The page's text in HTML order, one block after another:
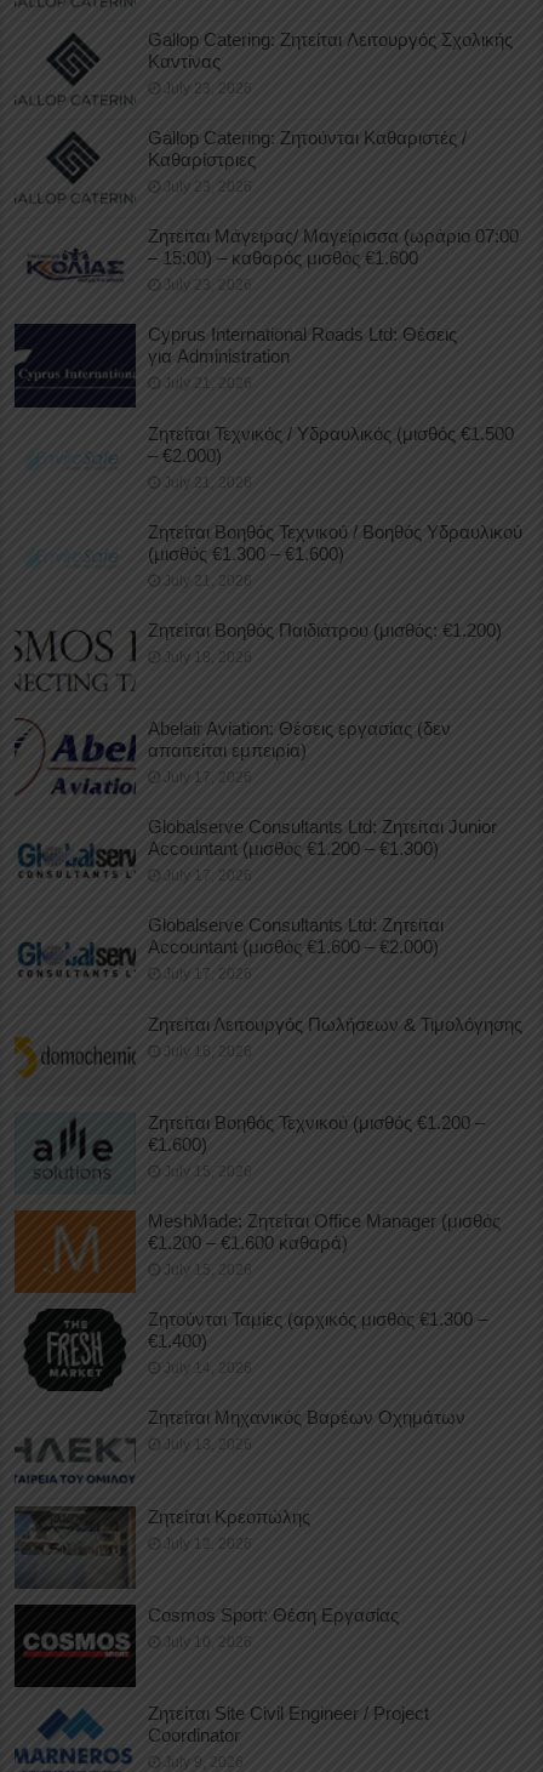
Gallop Catering: Ζητείται Λειτουργός Σχολικής
Καντίνας
July 23, 2026
Gallop Catering: Ζητούνται Καθαριστές /
Καθαρίστριες
July 23, 2026
Ζητείται Μάγειρας/ Μαγείρισσα (ωράριο 07:00
– 15:00) – καθαρός μισθός €1.600
July 23, 2026
Cyprus International Roads Ltd: Θέσεις
για Administration
July 21, 2026
Ζητείται Τεχνικός / Υδραυλικός (μισθός €1.500
– €2.000)
July 21, 2026
Ζητείται Βοηθός Τεχνικού / Βοηθός Υδραυλικού
(μισθός €1.300 – €1.600)
July 21, 2026
Ζητείται Βοηθός Παιδιάτρου (μισθός: €1.200)
July 18, 2026
Abelair Aviation: Θέσεις εργασίας (δεν
απαιτείται εμπειρία)
July 17, 2026
Globalserve Consultants Ltd: Ζητείται Junior
Accountant (μισθός €1.200 – €1.300)
July 17, 2026
Globalserve Consultants Ltd: Ζητείται
Accountant (μισθός €1.600 – €2.000)
July 17, 2026
Ζητείται Λειτουργός Πωλήσεων & Τιμολόγησης
July 16, 2026
Ζητείται Βοηθός Τεχνικού (μισθός €1.200 –
€1.600)
July 15, 2026
MeshMade: Ζητείται Office Manager (μισθός
€1.200 – €1.600 καθαρά)
July 15, 2026
Ζητούνται Ταμίες (αρχικός μισθός €1.300 –
€1.400)
July 14, 2026
Ζητείται Μηχανικός Βαρέων Οχημάτων
July 13, 2026
Ζητείται Κρεοπώλης
July 12, 2026
Cosmos Sport: Θέση Εργασίας
July 10, 2026
Ζητείται Site Civil Engineer / Project
Coordinator
July 9, 2026